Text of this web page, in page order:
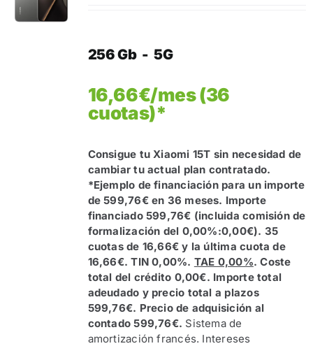
256 Gb - 5G
16,66€/mes (36
cuotas)*
Consigue tu Xiaomi 15T sin necesidad de
cambiar tu actual plan contratado.
*Ejemplo de financiación para un importe
de 599,76€ en 36 meses. Importe
financiado 599,76€ (incluida comisión de
formalización del 0,00%:0,00€). 35
cuotas de 16,66€ y la última cuota de
16,66€. TIN 0,00%. TAE 0,00%. Coste
total del crédito 0,00€. Importe total
adeudado y precio total a plazos
599,76€. Precio de adquisición al
contado 599,76€. Sistema de
amortización francés. Intereses